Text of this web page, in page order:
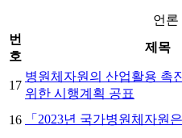
언론
번
호
제목
17
병원체자원의 산업활용 촉
위한 시행계획 공표
16
「2023년 국가병원체자원